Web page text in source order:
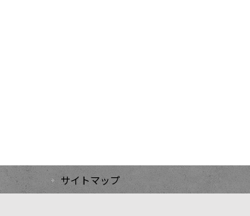
サイトマップ